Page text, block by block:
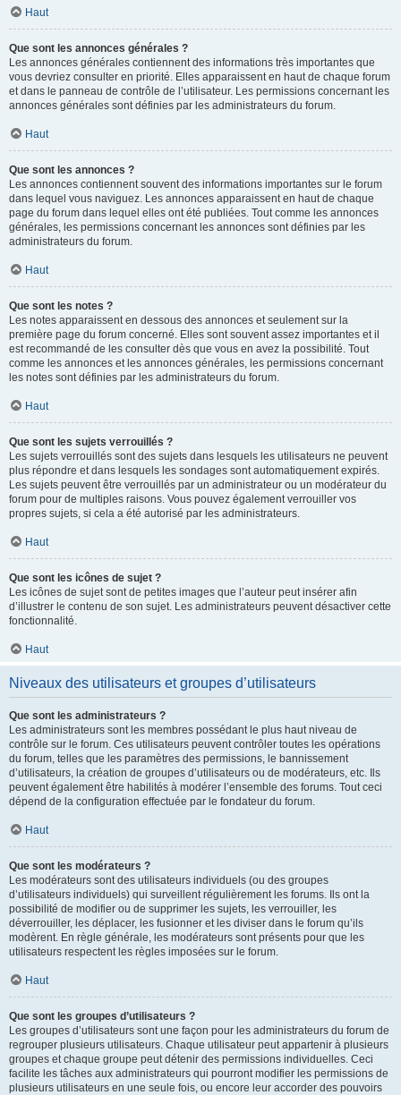
Haut
Que sont les annonces générales ?
Les annonces générales contiennent des informations très importantes que
vous devriez consulter en priorité. Elles apparaissent en haut de chaque forum
et dans le panneau de contrôle de l’utilisateur. Les permissions concernant les
annonces générales sont définies par les administrateurs du forum.
Haut
Que sont les annonces ?
Les annonces contiennent souvent des informations importantes sur le forum
dans lequel vous naviguez. Les annonces apparaissent en haut de chaque
page du forum dans lequel elles ont été publiées. Tout comme les annonces
générales, les permissions concernant les annonces sont définies par les
administrateurs du forum.
Haut
Que sont les notes ?
Les notes apparaissent en dessous des annonces et seulement sur la
première page du forum concerné. Elles sont souvent assez importantes et il
est recommandé de les consulter dès que vous en avez la possibilité. Tout
comme les annonces et les annonces générales, les permissions concernant
les notes sont définies par les administrateurs du forum.
Haut
Que sont les sujets verrouillés ?
Les sujets verrouillés sont des sujets dans lesquels les utilisateurs ne peuvent
plus répondre et dans lesquels les sondages sont automatiquement expirés.
Les sujets peuvent être verrouillés par un administrateur ou un modérateur du
forum pour de multiples raisons. Vous pouvez également verrouiller vos
propres sujets, si cela a été autorisé par les administrateurs.
Haut
Que sont les icônes de sujet ?
Les icônes de sujet sont de petites images que l’auteur peut insérer afin
d’illustrer le contenu de son sujet. Les administrateurs peuvent désactiver cette
fonctionnalité.
Haut
Niveaux des utilisateurs et groupes d’utilisateurs
Que sont les administrateurs ?
Les administrateurs sont les membres possédant le plus haut niveau de
contrôle sur le forum. Ces utilisateurs peuvent contrôler toutes les opérations
du forum, telles que les paramètres des permissions, le bannissement
d’utilisateurs, la création de groupes d’utilisateurs ou de modérateurs, etc. Ils
peuvent également être habilités à modérer l’ensemble des forums. Tout ceci
dépend de la configuration effectuée par le fondateur du forum.
Haut
Que sont les modérateurs ?
Les modérateurs sont des utilisateurs individuels (ou des groupes
d’utilisateurs individuels) qui surveillent régulièrement les forums. Ils ont la
possibilité de modifier ou de supprimer les sujets, les verrouiller, les
déverrouiller, les déplacer, les fusionner et les diviser dans le forum qu’ils
modèrent. En règle générale, les modérateurs sont présents pour que les
utilisateurs respectent les règles imposées sur le forum.
Haut
Que sont les groupes d’utilisateurs ?
Les groupes d’utilisateurs sont une façon pour les administrateurs du forum de
regrouper plusieurs utilisateurs. Chaque utilisateur peut appartenir à plusieurs
groupes et chaque groupe peut détenir des permissions individuelles. Ceci
facilite les tâches aux administrateurs qui pourront modifier les permissions de
plusieurs utilisateurs en une seule fois, ou encore leur accorder des pouvoirs